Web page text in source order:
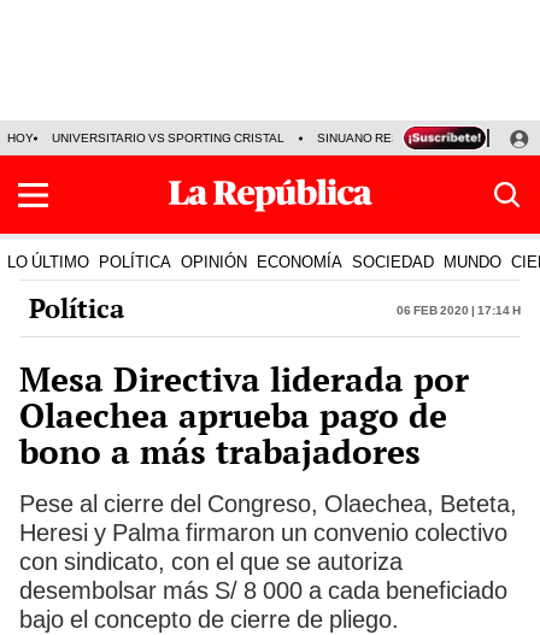
HOY UNIVERSITARIO VS SPORTING CRISTAL SINUANO RESULTADOS HOY
LO ÚLTIMO POLÍTICA OPINIÓN ECONOMÍA SOCIEDAD MUNDO
Política 06 Feb 2020 | 17:14 h
Mesa Directiva liderada por
Olaechea aprueba pago de
bono a más trabajadores
Pese al cierre del Congreso, Olaechea, Beteta,
Heresi y Palma firmaron un convenio colectivo
con sindicato, con el que se autoriza
desembolsar más S/ 8 000 a cada beneficiado
bajo el concepto de cierre de pliego.